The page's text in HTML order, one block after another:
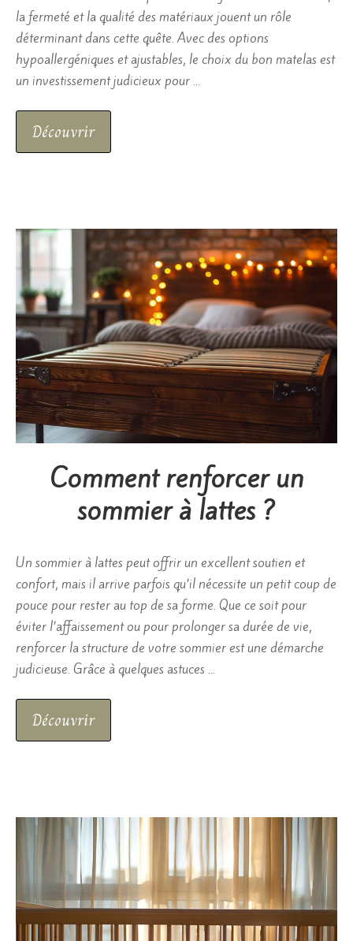
la fermeté et la qualité des matériaux jouent un rôle
déterminant dans cette quête. Avec des options
hypoallergéniques et ajustables, le choix du bon matelas est
un investissement judicieux pour …
Découvrir
Comment renforcer un
sommier à lattes ?
Un sommier à lattes peut offrir un excellent soutien et
confort, mais il arrive parfois qu’il nécessite un petit coup de
pouce pour rester au top de sa forme. Que ce soit pour
éviter l’affaissement ou pour prolonger sa durée de vie,
renforcer la structure de votre sommier est une démarche
judicieuse. Grâce à quelques astuces …
Découvrir